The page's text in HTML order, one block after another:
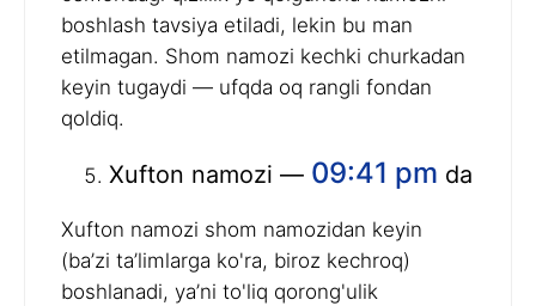
boshlash tavsiya etiladi, lekin bu man
etilmagan. Shom namozi kechki churkadan
keyin tugaydi — ufqda oq rangli fondan
qoldiq.
Xufton namozi — 09:41 pm da
Xufton namozi shom namozidan keyin
(ba’zi ta’limlarga ko'ra, biroz kechroq)
boshlanadi, ya’ni to'liq qorong'ulik